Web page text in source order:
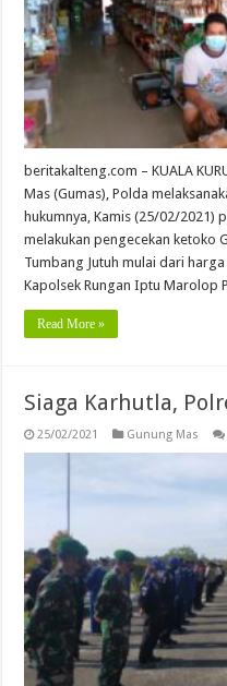
beritakalteng.com – KUALA
Mas (Gumas), Polda
hukumnya, Kamis (25/02/2021)
melakukan pengecekan ketoko
Tumbang Jutuh mulai dari
Kapolsek Rungan Iptu Marolop
Read More »
Siaga Karhutla,
25/02/2021 Gunung Mas